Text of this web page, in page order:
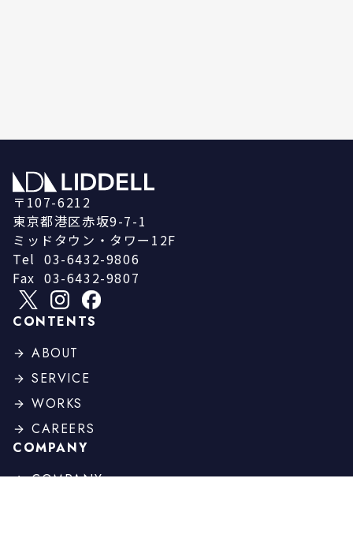
〒107-6212
東京都港区赤坂9-7-1
ミッドタウン・タワー12F
Tel 03-6432-9806
Fax 03-6432-9807
CONTENTS
ABOUT
SERVICE
WORKS
CAREERS
COMPANY
COMPANY